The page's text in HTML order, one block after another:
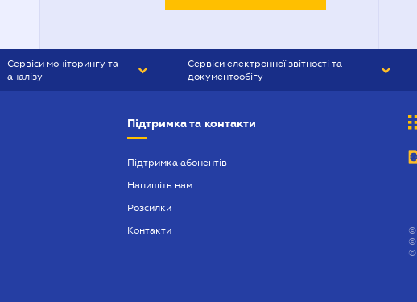
Сервіси моніторингу та
аналізу
Сервіси електронної звітності та
документообігу
Підтримка та контакти
Підтримка абонентів
Напишіть нам
Розсилки
Контакти
©
©
©